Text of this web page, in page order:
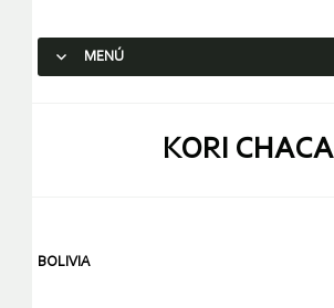
MENÚ
KORI CHACA
BOLIVIA